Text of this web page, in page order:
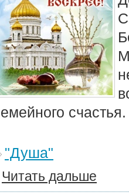
счастья.
"Душа"
Читать дальше